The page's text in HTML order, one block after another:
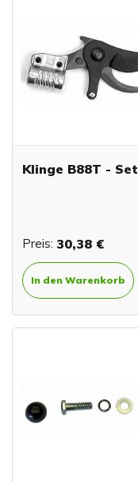
Klinge B88T - Set
Preis: 30,38 €
In den Warenkorb